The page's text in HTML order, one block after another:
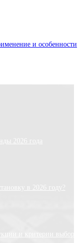
и особенности
2026 года
в 2026 году?
и критерии выбора